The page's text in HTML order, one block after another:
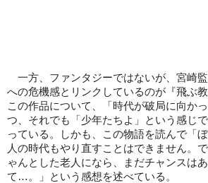
一方、ファンタジーではないが、宮崎
への危機感とリンクしているのが『飛ぶ
この作品について、「時代が破局に向か
つ、それでも「少年たちよ」という感じ
っている。しかも、この物語を読んで「
人の時代もやり直すことはできません。
ゃんとした老人になら、まだチャンスは
て…。」という感想を述べている。